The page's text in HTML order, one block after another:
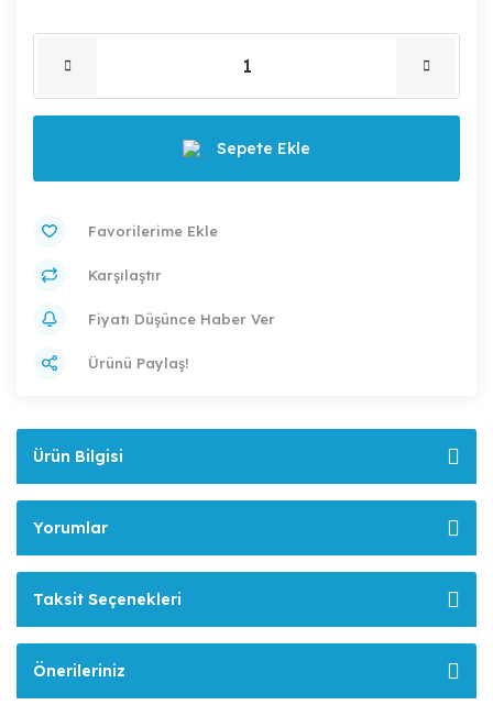
Sepete Ekle
Karşılaştır
Fiyatı Düşünce Haber Ver
Ürünü Paylaş!
Ürün Bilgisi
Yorumlar
Taksit Seçenekleri
Önerileriniz